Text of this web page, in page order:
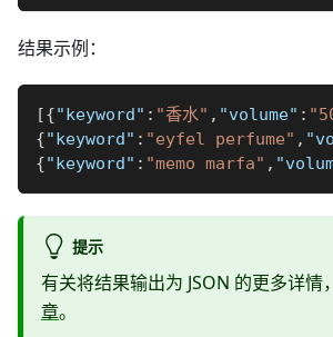
结果示例：
[{"keyword" : "香水" , "volume" :
{"keyword" : "eyfel perfume" ,
{"keyword" : "memo marfa" ,
提示
有关将结果输出为 JSON 的更多详情
章。